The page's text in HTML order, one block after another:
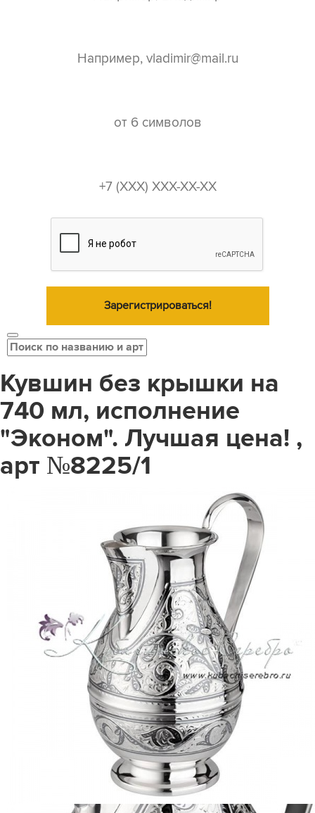
Зарегистрироваться!
Кувшин без крышки на
740 мл, исполнение
"Эконом". Лучшая цена! ,
арт №8225/1